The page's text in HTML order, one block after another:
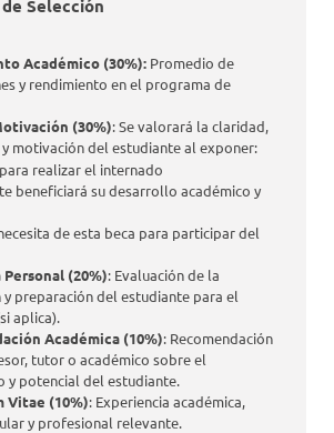
Selección
Académico (30%): Promedio de
y rendimiento en el programa de
(30%): Se valorará la claridad,
motivación del estudiante al exponer:
realizar el internado
beneficiará su desarrollo académico y
de esta beca para participar del
(20%): Evaluación de la
preparación del estudiante para el
aplica).
Académica (10%): Recomendación
tutor o académico sobre el
y potencial del estudiante.
Vitae (10%): Experiencia académica,
y profesional relevante.